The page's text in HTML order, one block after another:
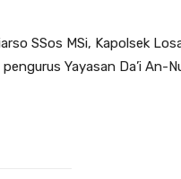
SSos MSi, Kapolsek
Yayasan Da’i An-